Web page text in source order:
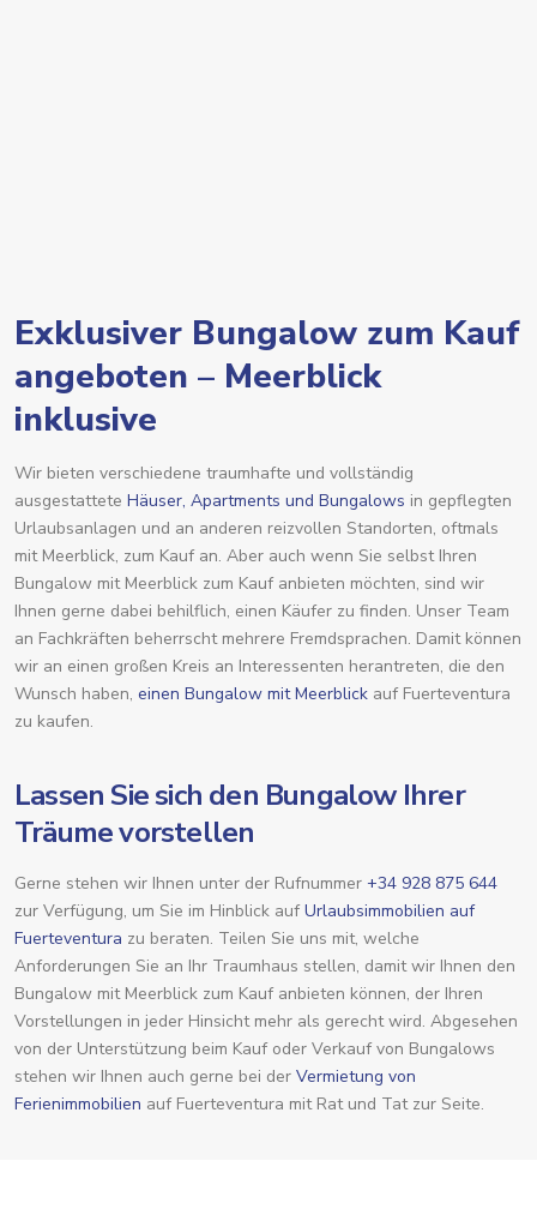
Exklusiver Bungalow zum Kauf
angeboten – Meerblick
inklusive
Wir bieten verschiedene traumhafte und vollständig
ausgestattete Häuser, Apartments und Bungalows in gepflegten
Urlaubsanlagen und an anderen reizvollen Standorten, oftmals
mit Meerblick, zum Kauf an. Aber auch wenn Sie selbst Ihren
Bungalow mit Meerblick zum Kauf anbieten möchten, sind wir
Ihnen gerne dabei behilflich, einen Käufer zu finden. Unser Team
an Fachkräften beherrscht mehrere Fremdsprachen. Damit können
wir an einen großen Kreis an Interessenten herantreten, die den
Wunsch haben, einen Bungalow mit Meerblick auf Fuerteventura
zu kaufen.
Lassen Sie sich den Bungalow Ihrer
Träume vorstellen
Gerne stehen wir Ihnen unter der Rufnummer +34 928 875 644
zur Verfügung, um Sie im Hinblick aufUrlaubsimmobilien auf
Fuerteventura zu beraten. Teilen Sie uns mit, welche
Anforderungen Sie an Ihr Traumhaus stellen, damit wir Ihnen den
Bungalow mit Meerblick zum Kauf anbieten können, der Ihren
Vorstellungen in jeder Hinsicht mehr als gerecht wird. Abgesehen
von der Unterstützung beim Kauf oder Verkauf von Bungalows
stehen wir Ihnen auch gerne bei der Vermietung von
Ferienimmobilien auf Fuerteventura mit Rat und Tat zur Seite.